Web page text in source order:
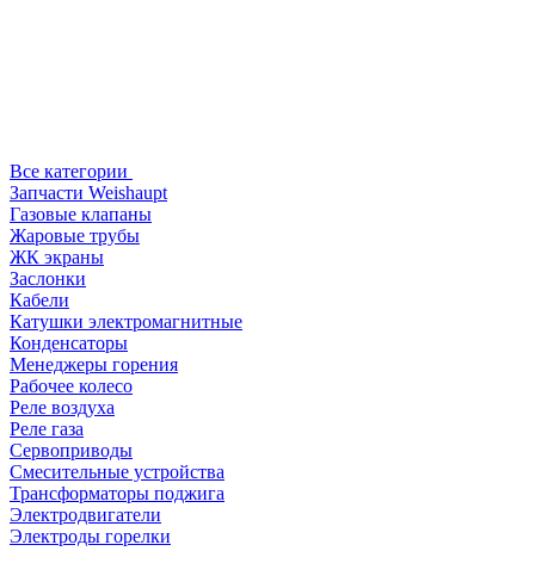
Все категории
Запчасти Weishaupt
Газовые клапаны
Жаровые трубы
ЖК экраны
Заслонки
Кабели
Катушки электромагнитные
Конденсаторы
Менеджеры горения
Рабочее колесо
Реле воздухa
Реле газа
Сервоприводы
Смесительные устройства
Трансформаторы поджига
Электродвигатели
Электроды горелки